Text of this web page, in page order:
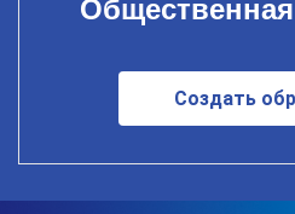
Создать